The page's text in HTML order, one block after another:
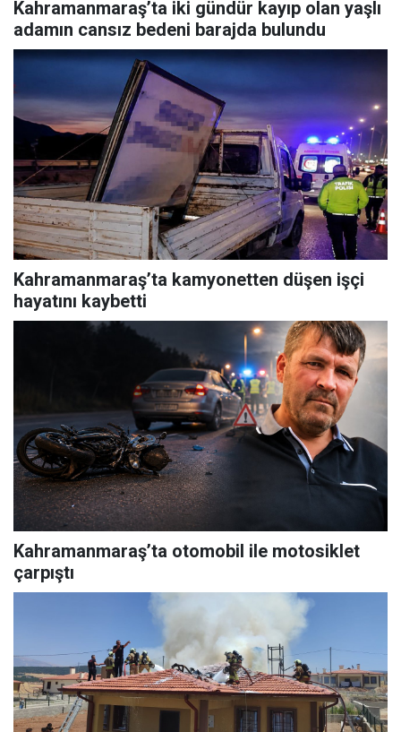
Kahramanmaraş’ta iki gündür kayıp olan yaşlı
adamın cansız bedeni barajda bulundu
Kahramanmaraş’ta kamyonetten düşen işçi
hayatını kaybetti
Kahramanmaraş’ta otomobil ile motosiklet
çarpıştı